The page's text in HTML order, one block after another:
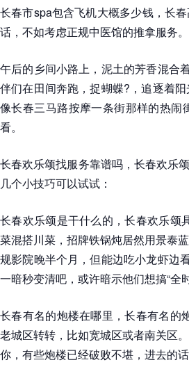
长春市spa包含飞机大概多少钱，长
话，不如考虑正规中医馆的推拿服务
午后的乡间小路上，泥土的芳香混合
伴们在田间奔跑，捉蝴蝶?，追逐着
像长春三马路按摩一条街那样的热
看。
长春欢乐颂找服务靠谱吗，长春欢乐
几个小技巧可以试试：
长春欢乐颂是干什么的，长春欢乐颂
菜混搭川菜，招牌铁锅炖居然用景泰
规影院晚半个月，但能边吃小龙虾
一暗秒变清吧，或许暗示他们想搞“全
长春有名的炮楼在哪里，长春有名的
老城区转转，比如宽城区或者南关区
你，有些炮楼已经破败不堪，进去的话